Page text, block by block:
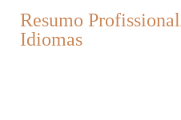
Resumo Profissional
Idiomas